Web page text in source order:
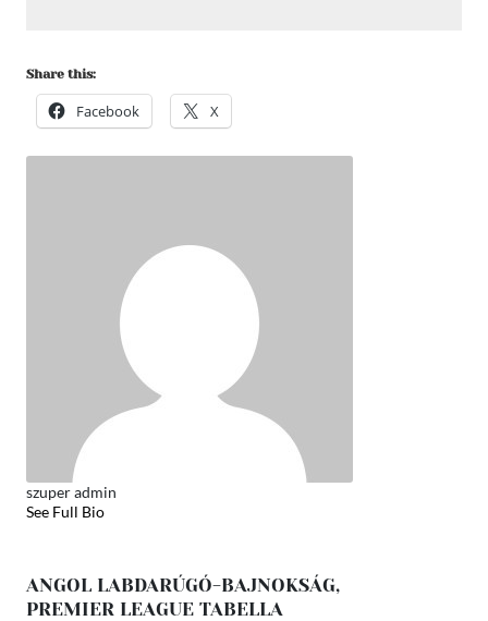
Share this:
Facebook X
szuper admin
See Full Bio
ANGOL LABDARÚGÓ-BAJNOKSÁG,
PREMIER LEAGUE TABELLA